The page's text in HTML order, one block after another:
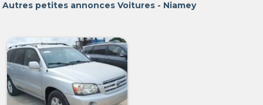
Autres petites annonces Voitures - Niamey